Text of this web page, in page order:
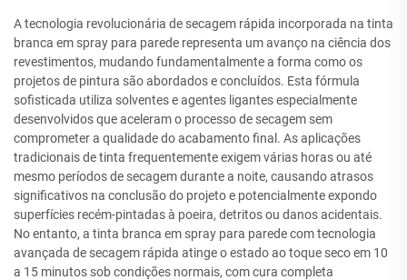
A tecnologia revolucionária de secagem rápida incorporada na tinta
branca em spray para parede representa um avanço na ciência dos
revestimentos, mudando fundamentalmente a forma como os
projetos de pintura são abordados e concluídos. Esta fórmula
sofisticada utiliza solventes e agentes ligantes especialmente
desenvolvidos que aceleram o processo de secagem sem
comprometer a qualidade do acabamento final. As aplicações
tradicionais de tinta frequentemente exigem várias horas ou até
mesmo períodos de secagem durante a noite, causando atrasos
significativos na conclusão do projeto e potencialmente expondo
superfícies recém-pintadas à poeira, detritos ou danos acidentais.
No entanto, a tinta branca em spray para parede com tecnologia
avançada de secagem rápida atinge o estado ao toque seco em 10
a 15 minutos sob condições normais, com cura completa